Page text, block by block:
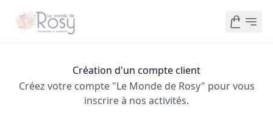
Création d'un compte client
Créez votre compte "Le Monde de Rosy" pour vous
inscrire à nos activités.